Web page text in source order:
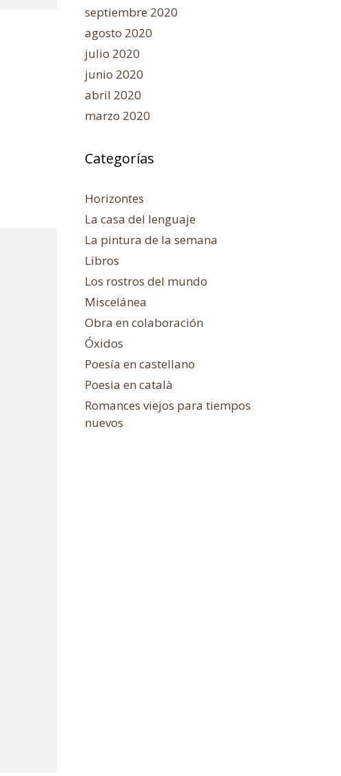
septiembre 2020
agosto 2020
julio 2020
junio 2020
abril 2020
marzo 2020
Categorías
Horizontes
La casa del lenguaje
La pintura de la semana
Libros
Los rostros del mundo
Miscelánea
Obra en colaboración
Óxidos
Poesía en castellano
Poesia en català
Romances viejos para tiempos
nuevos